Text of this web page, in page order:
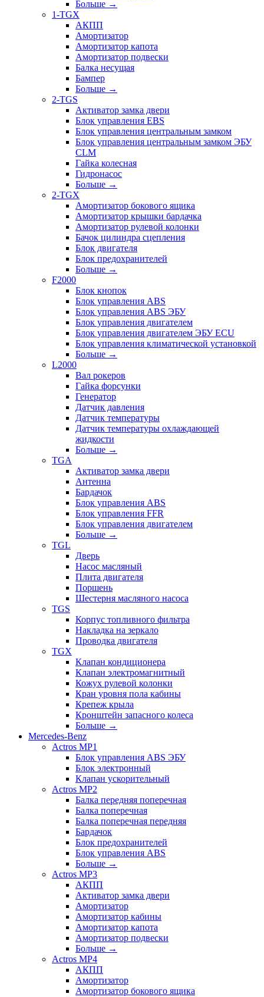
Больше →
1-TGX
АКПП
Амортизатор
Амортизатор капота
Амортизатор подвески
Балка несущая
Бампер
Больше →
2-TGS
Активатор замка двери
Блок управления EBS
Блок управления центральным замком
Блок управления центральным замком ЭБУ
CLM
Гайка колесная
Гидронасос
Больше →
2-TGX
Амортизатор бокового ящика
Амортизатор крышки бардачка
Амортизатор рулевой колонки
Бачок цилиндра сцепления
Блок двигателя
Блок предохранителей
Больше →
F2000
Блок кнопок
Блок управления ABS
Блок управления ABS ЭБУ
Блок управления двигателем
Блок управления двигателем ЭБУ ECU
Блок управления климатической установкой
Больше →
L2000
Вал рокеров
Гайка форсунки
Генератор
Датчик давления
Датчик температуры
Датчик температуры охлаждающей
жидкости
Больше →
TGA
Активатор замка двери
Антенна
Бардачок
Блок управления ABS
Блок управления FFR
Блок управления двигателем
Больше →
TGL
Дверь
Насос масляный
Плита двигателя
Поршень
Шестерня масляного насоса
TGS
Корпус топливного фильтра
Накладка на зеркало
Проводка двигателя
TGX
Клапан кондиционера
Клапан электромагнитный
Кожух рулевой колонки
Кран уровня пола кабины
Крепеж крыла
Кронштейн запасного колеса
Больше →
Mercedes-Benz
Actros MP1
Блок управления ABS ЭБУ
Блок электронный
Клапан ускорительный
Actros MP2
Балка передняя поперечная
Балка поперечная
Балка поперечная передняя
Бардачок
Блок предохранителей
Блок управления ABS
Больше →
Actros MP3
АКПП
Активатор замка двери
Амортизатор
Амортизатор кабины
Амортизатор капота
Амортизатор подвески
Больше →
Actros MP4
АКПП
Амортизатор
Амортизатор бокового ящика